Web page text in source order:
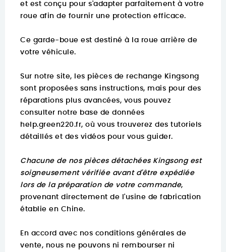
et est conçu pour s'adapter parfaitement à votre
roue afin de fournir une protection efficace.
Ce garde-boue est destiné à la roue arrière de
votre véhicule.
Sur notre site, les pièces de rechange Kingsong
sont proposées sans instructions, mais pour des
réparations plus avancées, vous pouvez
consulter notre base de données
help.green220.fr, où vous trouverez des tutoriels
détaillés et des vidéos pour vous guider.
Chacune de nos pièces détachées Kingsong est
soigneusement vérifiée avant d'être expédiée
lors de la préparation de votre commande,
provenant directement de l'usine de fabrication
établie en Chine.
En accord avec nos conditions générales de
vente, nous ne pouvons ni rembourser ni